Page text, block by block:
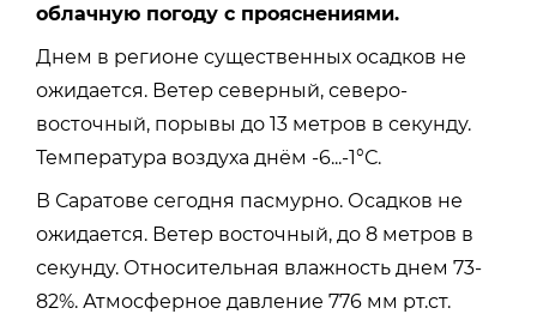
облачную погоду с прояснениями.
Днем в регионе существенных осадков не
ожидается. Ветер северный, северо-
восточный, порывы до 13 метров в секунду.
Температура воздуха днём -6...-1°С.
В Саратове сегодня пасмурно. Осадков не
ожидается. Ветер восточный, до 8 метров в
секунду. Относительная влажность днем 73-
82%. Атмосферное давление 776 мм рт.ст.